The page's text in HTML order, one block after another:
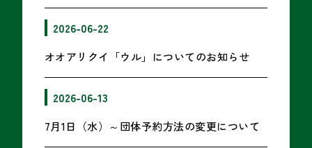
2026-06-22
オオアリクイ「ウル」についてのお知らせ
2026-06-13
7月1日（水）～団体予約方法の変更について